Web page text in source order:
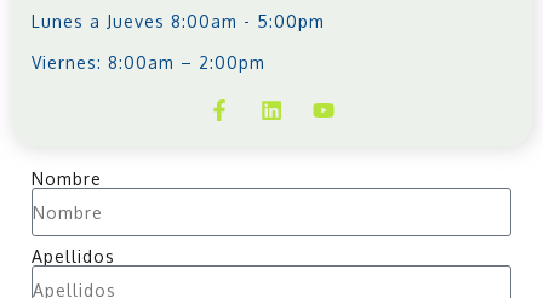
Lunes a Jueves 8:00am - 5:00pm
Viernes: 8:00am – 2:00pm
Nombre
Apellidos